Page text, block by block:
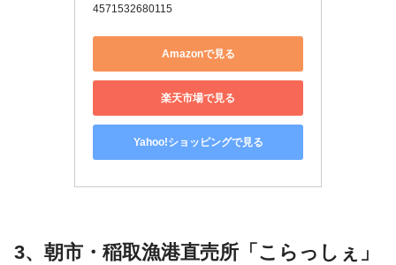
4571532680115
Amazonで見る
楽天市場で見る
Yahoo!ショッピングで見る
3、 朝市 ・ 稲取漁港直売所「こらっしぇ」